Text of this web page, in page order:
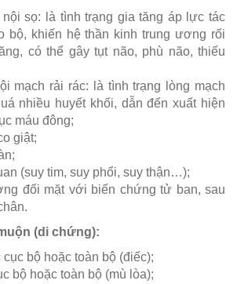
sọ: là tình trạng gia tăng áp lực tác
bộ, khiến hệ thần kinh trung ương rối
có thể gây tụt não, phù não, thiếu
mạch rải rác: là tình trạng lòng mạch
nhiều huyết khối, dẫn đến xuất hiện
máu đông;
giật;
(suy tim, suy phổi, suy thận…);
đối mặt với biến chứng tử ban, sau
(di chứng):
cục bộ hoặc toàn bộ (điếc);
bộ hoặc toàn bộ (mù lòa);